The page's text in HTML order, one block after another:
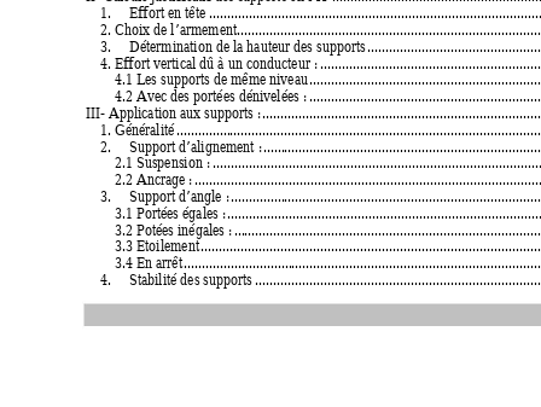
1. Effort en tête
2. Choix de
3. Détermination de la hauteur des supports
4. Effort vertical dû à un conducteur :
4.1 Les supports de même niveau
4.2 Avec des portées dénivelées :
III- Application aux supports :
1. Généralité
2. Support d’alignement :
2.1 Suspension :
2.2 Ancrage :
3. Support d’angle :
3.1 Portées égales :
3.2 Potées inégales :
3.3 Etoilement
3.4 En arrêt
4. Stabilité des supports